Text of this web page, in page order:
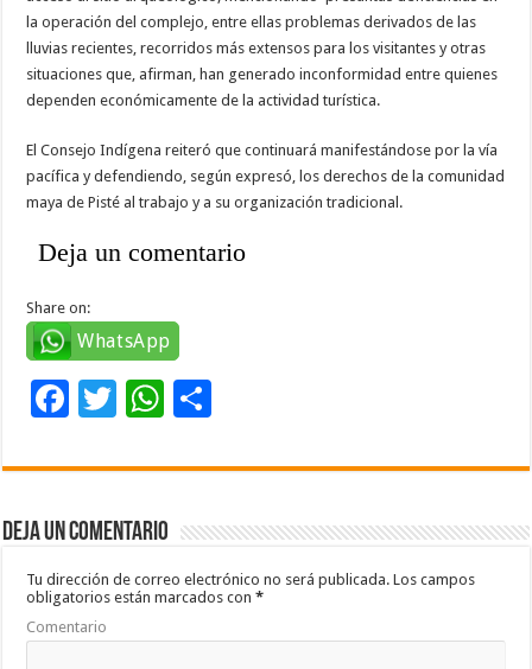
la operación del complejo, entre ellas problemas derivados de las
lluvias recientes, recorridos más extensos para los visitantes y otras
situaciones que, afirman, han generado inconformidad entre quienes
dependen económicamente de la actividad turística.
El Consejo Indígena reiteró que continuará manifestándose por la vía
pacífica y defendiendo, según expresó, los derechos de la comunidad
maya de Pisté al trabajo y a su organización tradicional.
Deja un comentario
Share on:
WhatsApp
F
e
b
o
o
k
T
tt
er
W
at
sA
p
p
m
ar
ti
Deja un comentario
Tu dirección de correo electrónico no será publicada. Los campos
obligatorios están marcados con*
Comentario